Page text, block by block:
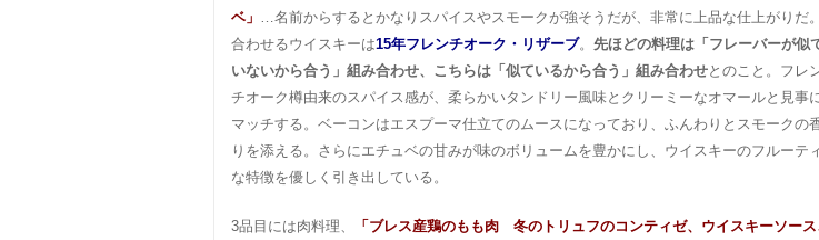
ベ」
…名前からするとかなりスパイスやスモークが強そうだが、非常に上品な仕上がりだ。
合わせるウイスキーは15年フレンチオーク・リザーブ。 先ほどの料理は「フレーバーが似
いないから合う」組み合わせ、こちらは「似ているから合う」組み合わせとのこと。フレ
チオーク樽由来のスパイス感が、柔らかいタンドリー風味とクリーミーなオマールと見事
マッチする。ベーコンはエスプーマ仕立てのムースになっており、ふんわりとスモークの
りを添える。さらにエチュベの甘みが味のボリュームを豊かにし、ウイスキーのフルーテ
な特徴を優しく引き出している。
3品目には肉料理、
「ブレス産鶏のもも肉 冬のトリュフのコンティゼ、ウイスキーソース